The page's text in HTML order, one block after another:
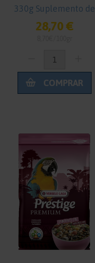
330g Suplemento de
Calcio para Pájaros
28,70 €
COMPRAR